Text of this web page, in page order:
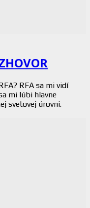
RFA sa mi vidí
mi lúbi hlavne
svetovej úrovni.